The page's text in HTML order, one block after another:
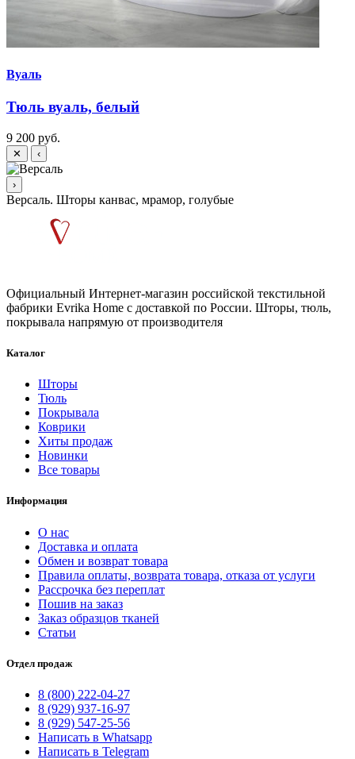
Вуаль
Тюль вуаль, белый
9 200 руб.
✕ ‹
›
Версаль. Шторы канвас, мрамор, голубые
Официальный Интернет-магазин российской текстильной
фабрики Evrika Home c доставкой по России. Шторы, тюль,
покрывала напрямую от производителя
Каталог
Шторы
Тюль
Покрывала
Коврики
Хиты продаж
Новинки
Все товары
Информация
О нас
Доставка и оплата
Обмен и возврат товара
Правила оплаты, возврата товара, отказа от услуги
Рассрочка без переплат
Пошив на заказ
Заказ образцов тканей
Статьи
Отдел продаж
8 (800) 222-04-27
8 (929) 937-16-97
8 (929) 547-25-56
Написать в Whatsapp
Написать в Telegram